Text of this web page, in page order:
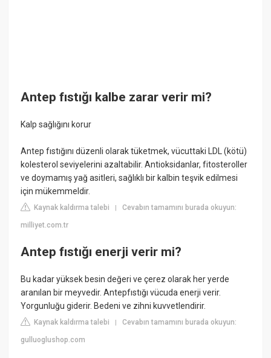
Antep fıstığı kalbe zarar verir mi?
Kalp sağlığını korur
Antep fıstığını düzenli olarak tüketmek, vücuttaki LDL (kötü)
kolesterol seviyelerini azaltabilir. Antioksidanlar, fitosteroller
ve doymamış yağ asitleri, sağlıklı bir kalbin teşvik edilmesi
için mükemmeldir.
Kaynak kaldırma talebi |Cevabın tamamını burada okuyun:
milliyet.com.tr
Antep fıstığı enerji verir mi?
Bu kadar yüksek besin değeri ve çerez olarak her yerde
aranılan bir meyvedir. Antepfıstığı vücuda enerji verir.
Yorgunluğu giderir. Bedeni ve zihni kuvvetlendirir.
Kaynak kaldırma talebi |Cevabın tamamını burada okuyun:
gulluoglushop.com